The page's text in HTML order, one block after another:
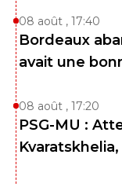
08 août , 17:40
Bordeaux
avait une
08 août , 17:20
PSG-MU :